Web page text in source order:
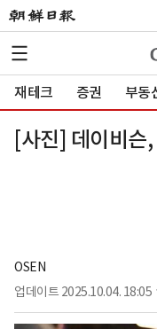
재테크 증권 부동
[사진] 데이비슨
OSEN
업데이트 2025.10.04. 18:05